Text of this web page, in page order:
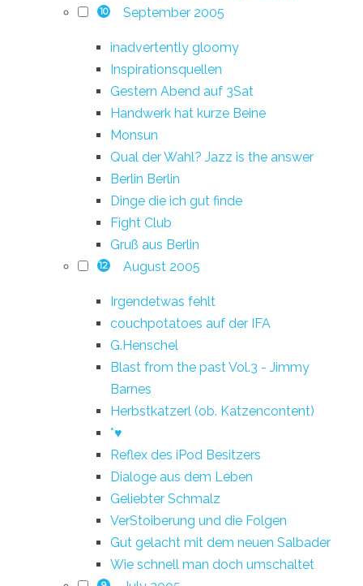
10 September 2005
inadvertently gloomy
Inspirationsquellen
Gestern Abend auf 3Sat
Handwerk hat kurze Beine
Monsun
Qual der Wahl? Jazz is the answer
Berlin Berlin
Dinge die ich gut finde
Fight Club
Gruß aus Berlin
12 August 2005
Irgendetwas fehlt
couchpotatoes auf der IFA
G.Henschel
Blast from the past Vol.3 - Jimmy
Barnes
Herbstkatzerl (ob. Katzencontent)
*♥
Reflex des iPod Besitzers
Dialoge aus dem Leben
Geliebter Schmalz
VerStoiberung und die Folgen
Gut gelacht mit dem neuen Salbader
Wie schnell man doch umschaltet